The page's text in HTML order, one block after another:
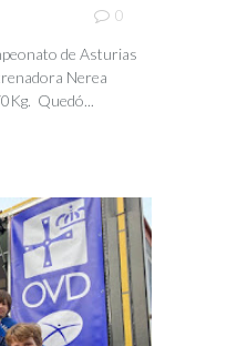
0
de Asturias
Nerea
Quedó...